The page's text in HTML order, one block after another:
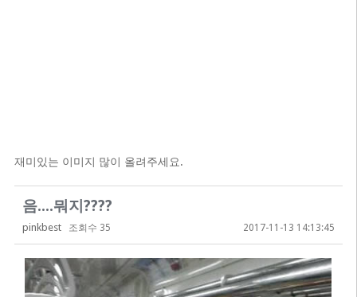
재미있는 이미지 많이 올려주세요.
음....뭐지????
pinkbest 조회수 35 2017-11-13 14:13:45